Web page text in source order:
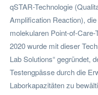
qSTAR-Technologie
Amplification Reaction),
molekularen Point-of-
2020 wurde mit dieser
Lab Solutions“ gegründet,
Testengpässe durch die
Laborkapazitäten zu